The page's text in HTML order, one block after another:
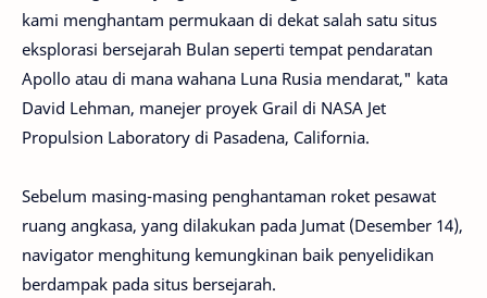
kami menghantam permukaan di dekat salah satu situs
eksplorasi bersejarah Bulan seperti tempat pendaratan
Apollo atau di mana wahana Luna Rusia mendarat," kata
David Lehman, manejer proyek Grail di NASA Jet
Propulsion Laboratory di Pasadena, California.
Sebelum masing-masing penghantaman roket pesawat
ruang angkasa, yang dilakukan pada Jumat (Desember 14),
navigator menghitung kemungkinan baik penyelidikan
berdampak pada situs bersejarah.